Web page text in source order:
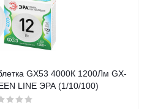
GX53 4000К 1200Лм GX-
LINE ЭРА (1/10/100)